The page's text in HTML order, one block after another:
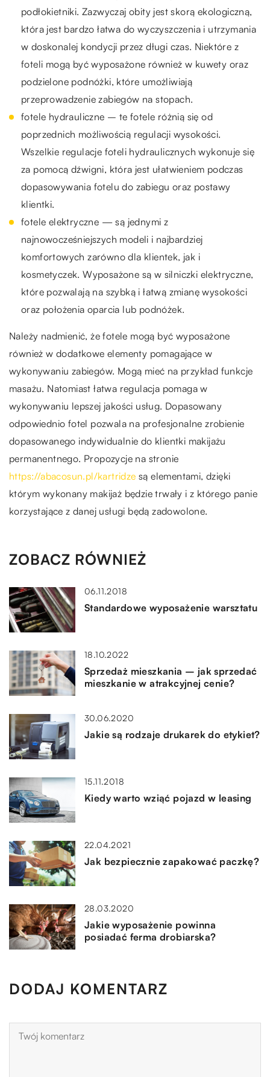
podłokietniki. Zazwyczaj obity jest skorą ekologiczną,
która jest bardzo łatwa do wyczyszczenia i utrzymania
w doskonalej kondycji przez długi czas. Niektóre z
foteli mogą być wyposażone również w kuwety oraz
podzielone podnóżki, które umożliwiają
przeprowadzenie zabiegów na stopach.
fotele hydrauliczne – te fotele różnią się od
poprzednich możliwością regulacji wysokości.
Wszelkie regulacje foteli hydraulicznych wykonuje się
za pomocą dźwigni, która jest ułatwieniem podczas
dopasowywania fotelu do zabiegu oraz postawy
klientki.
fotele elektryczne — są jednymi z
najnowocześniejszych modeli i najbardziej
komfortowych zarówno dla klientek, jak i
kosmetyczek. Wyposażone są w silniczki elektryczne,
które pozwalają na szybką i łatwą zmianę wysokości
oraz położenia oparcia lub podnóżek.
Należy nadmienić, że fotele mogą być wyposażone
również w dodatkowe elementy pomagające w
wykonywaniu zabiegów. Mogą mieć na przykład funkcje
masażu. Natomiast łatwa regulacja pomaga w
wykonywaniu lepszej jakości usług. Dopasowany
odpowiednio fotel pozwala na profesjonalne zrobienie
dopasowanego indywidualnie do klientki makijażu
permanentnego. Propozycje na stronie
https://abacosun.pl/kartridze są elementami, dzięki
którym wykonany makijaż będzie trwały i z którego panie
korzystające z danej usługi będą zadowolone.
ZOBACZ RÓWNIEŻ
06.11.2018
Standardowe wyposażenie warsztatu
18.10.2022
Sprzedaż mieszkania – jak sprzedać
mieszkanie w atrakcyjnej cenie?
30.06.2020
Jakie są rodzaje drukarek do etykiet?
15.11.2018
Kiedy warto wziąć pojazd w leasing
22.04.2021
Jak bezpiecznie zapakować paczkę?
28.03.2020
Jakie wyposażenie powinna
posiadać ferma drobiarska?
DODAJ KOMENTARZ